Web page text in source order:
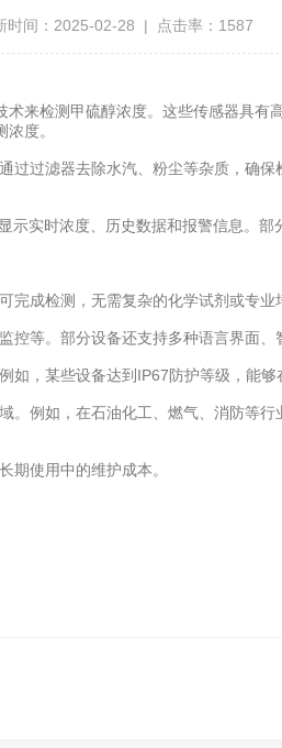
时间：2025-02-28 | 点击率：1587
检测甲硫醇浓度。这些传感器具有
度。
滤器去除水汽、粉尘等杂质，确保
时浓度、历史数据和报警信息。部
检测，无需复杂的化学试剂或专业
。部分设备还支持多种语言界面、
某些设备达到IP67防护等级，能够
如，在石油化工、燃气、消防等行
使用中的维护成本。